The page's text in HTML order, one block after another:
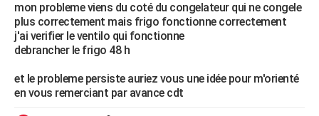
Forum
Aménagement intérieur
Extérieur
Cuisine
Salle de bains
Jardinage
Rangement
WEEK-END
Guides de France
Escapades
Patrimoine
Expositions
Musées
Week-end nature
+LIFESTYLE
Art de vivre
Bien-être
Loisirs
Mode
Modes de vie
SANTE
mon probleme viens du coté du congelateur qui ne congele
plus correctement mais frigo fonctionne correctement
j'ai verifier le ventilo qui fonctionne
debrancher le frigo 48 h
et le probleme persiste auriez vous une idée pour m'orienté
en vous remerciant par avance cdt